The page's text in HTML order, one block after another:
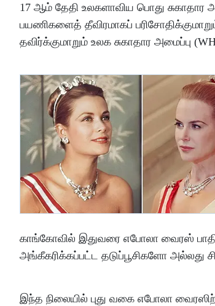
17 ஆம் தேதி உலகளாவிய பொது சுகாதார
பயணிகளைத் தீவிரமாகப்
தவிர்க்குமாறும் உலக சுகாதார அமைப்பு
காங்கோவில் இதுவரை எபோலா வைரஸ்
அங்கீகரிக்கப்பட்ட தடுப்பூசிகளோ அல்லது
இந்த நிலையில் புது வகை எபோலா